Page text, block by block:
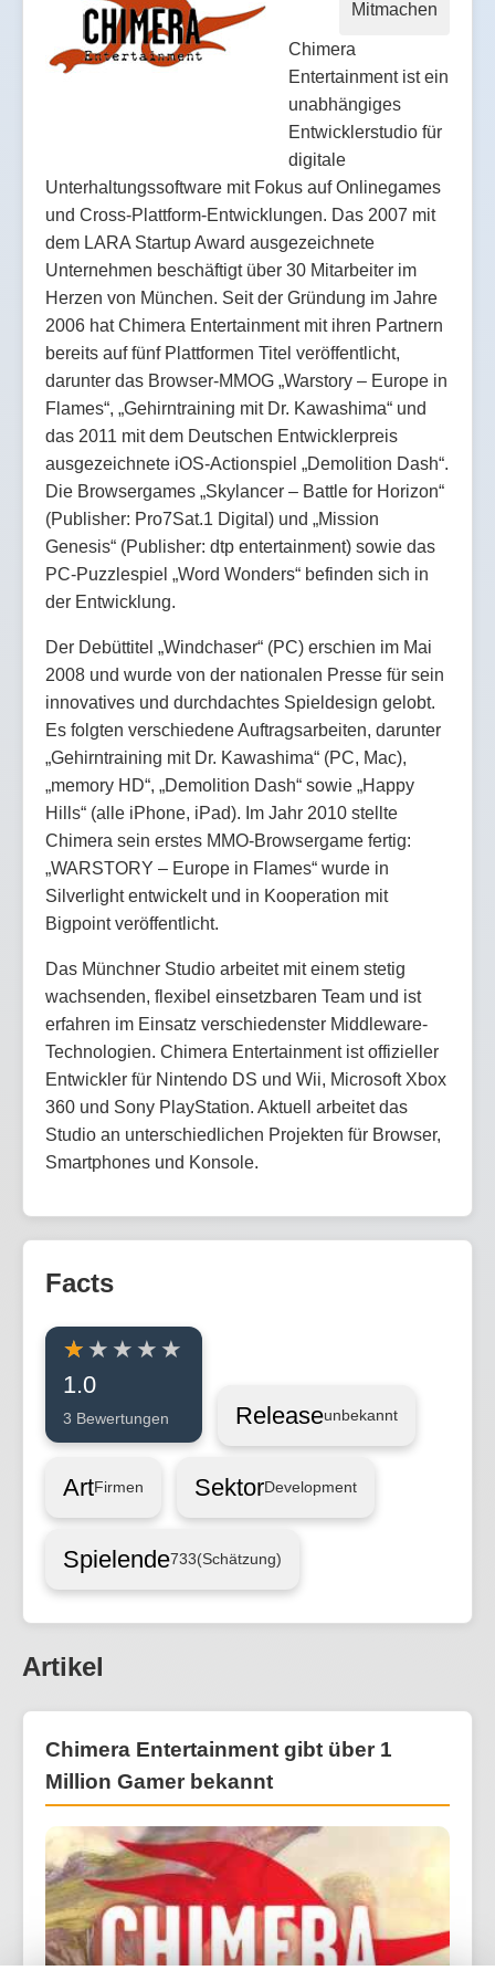
Mitmachen
Chimera
Entertainment ist ein
unabhängiges
Entwicklerstudio für
digitale
Unterhaltungssoftware mit Fokus auf Onlinegames
und Cross-Plattform-Entwicklungen. Das 2007 mit
dem LARA Startup Award ausgezeichnete
Unternehmen beschäftigt über 30 Mitarbeiter im
Herzen von München. Seit der Gründung im Jahre
2006 hat Chimera Entertainment mit ihren Partnern
bereits auf fünf Plattformen Titel veröffentlicht,
darunter das Browser-MMOG „Warstory – Europe in
Flames“, „Gehirntraining mit Dr. Kawashima“ und
das 2011 mit dem Deutschen Entwicklerpreis
ausgezeichnete iOS-Actionspiel „Demolition Dash“.
Die Browsergames „Skylancer – Battle for Horizon“
(Publisher: Pro7Sat.1 Digital) und „Mission
Genesis“ (Publisher: dtp entertainment) sowie das
PC-Puzzlespiel „Word Wonders“ befinden sich in
der Entwicklung.
Der Debüttitel „Windchaser“ (PC) erschien im Mai
2008 und wurde von der nationalen Presse für sein
innovatives und durchdachtes Spieldesign gelobt.
Es folgten verschiedene Auftragsarbeiten, darunter
„Gehirntraining mit Dr. Kawashima“ (PC, Mac),
„memory HD“, „Demolition Dash“ sowie „Happy
Hills“ (alle iPhone, iPad). Im Jahr 2010 stellte
Chimera sein erstes MMO-Browsergame fertig:
„WARSTORY – Europe in Flames“ wurde in
Silverlight entwickelt und in Kooperation mit
Bigpoint veröffentlicht.
Das Münchner Studio arbeitet mit einem stetig
wachsenden, flexibel einsetzbaren Team und ist
erfahren im Einsatz verschiedenster Middleware-
Technologien. Chimera Entertainment ist offizieller
Entwickler für Nintendo DS und Wii, Microsoft Xbox
360 und Sony PlayStation. Aktuell arbeitet das
Studio an unterschiedlichen Projekten für Browser,
Smartphones und Konsole.
Facts
1.0
3 Bewertungen Releaseunbekannt
ArtFirmen SektorDevelopment
Spielende733(Schätzung)
Artikel
Chimera Entertainment gibt über 1
Million Gamer bekannt